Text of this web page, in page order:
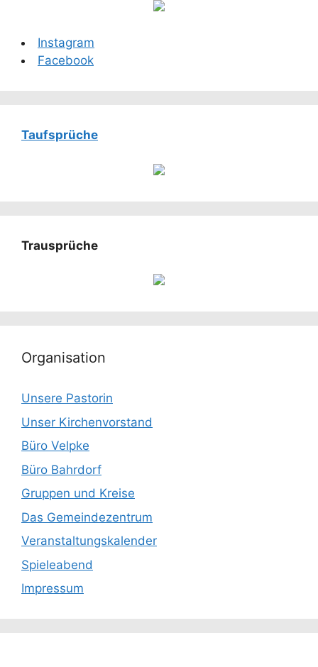
Instagram
Facebook
Taufsprüche
Trausprüche
Organisation
Unsere Pastorin
Unser Kirchenvorstand
Büro Velpke
Büro Bahrdorf
Gruppen und Kreise
Das Gemeindezentrum
Veranstaltungskalender
Spieleabend
Impressum